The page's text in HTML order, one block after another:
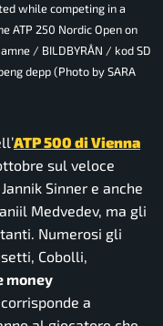
while competing in a
ATP 250 Nordic Open on
/ BILDBYRÅN / kod SD
depp (Photo by SARA
ATP 500 di Vienna
sul veloce
Sinner e anche
Medvedev, ma gli
Numerosi gli
Cobolli,
money
corrisponde a